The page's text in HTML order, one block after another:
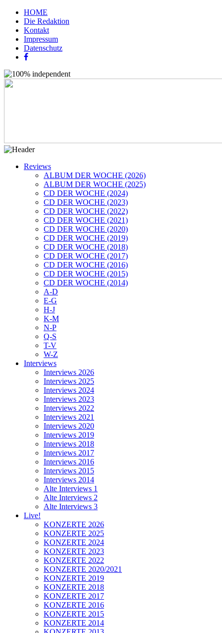
HOME
Die Redaktion
Kontakt
Impressum
Datenschutz
Reviews
ALBUM DER WOCHE (2026)
ALBUM DER WOCHE (2025)
CD DER WOCHE (2024)
CD DER WOCHE (2023)
CD DER WOCHE (2022)
CD DER WOCHE (2021)
CD DER WOCHE (2020)
CD DER WOCHE (2019)
CD DER WOCHE (2018)
CD DER WOCHE (2017)
CD DER WOCHE (2016)
CD DER WOCHE (2015)
CD DER WOCHE (2014)
A-D
E-G
H-J
K-M
N-P
Q-S
T-V
W-Z
Interviews
Interviews 2026
Interviews 2025
Interviews 2024
Interviews 2023
Interviews 2022
Interviews 2021
Interviews 2020
Interviews 2019
Interviews 2018
Interviews 2017
Interviews 2016
Interviews 2015
Interviews 2014
Alte Interviews 1
Alte Interviews 2
Alte Interviews 3
Live!
KONZERTE 2026
KONZERTE 2025
KONZERTE 2024
KONZERTE 2023
KONZERTE 2022
KONZERTE 2020/2021
KONZERTE 2019
KONZERTE 2018
KONZERTE 2017
KONZERTE 2016
KONZERTE 2015
KONZERTE 2014